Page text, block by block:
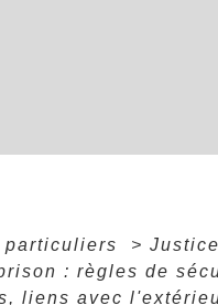
particuliers > Justice
: règles de
liens avec